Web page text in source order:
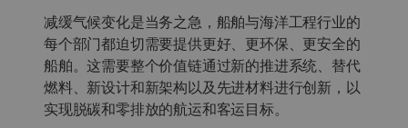
减缓气候变化是当务之急，船舶与海洋工程行业的
每个部门都迫切需要提供更好、更环保、更安全的
船舶。这需要整个价值链通过新的推进系统、替代
燃料、新设计和新架构以及先进材料进行创新，以
实现脱碳和零排放的航运和客运目标。